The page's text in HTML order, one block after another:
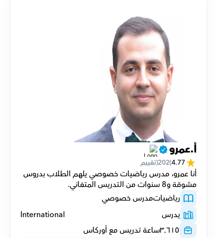
أ.عمرو
4.77
(
202(تقييم
مشوقة و8 سنوات من التدريس المتفاني.
رياضياتمدرس خصوصي
يدرس
International
٣٬٦١٥ساعة تدريس مع أوركاس